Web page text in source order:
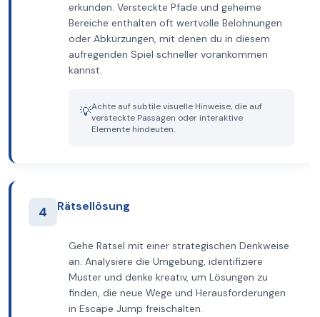
erkunden. Versteckte Pfade und geheime
Bereiche enthalten oft wertvolle Belohnungen
oder Abkürzungen, mit denen du in diesem
aufregenden Spiel schneller vorankommen
kannst.
💡Achte auf subtile visuelle Hinweise, die auf
versteckte Passagen oder interaktive
Elemente hindeuten.
4 Rätsellösung
Gehe Rätsel mit einer strategischen Denkweise
an. Analysiere die Umgebung, identifiziere
Muster und denke kreativ, um Lösungen zu
finden, die neue Wege und Herausforderungen
in Escape Jump freischalten.